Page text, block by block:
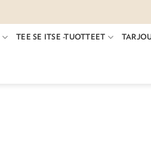
TEE SE ITSE -TUOTTEET